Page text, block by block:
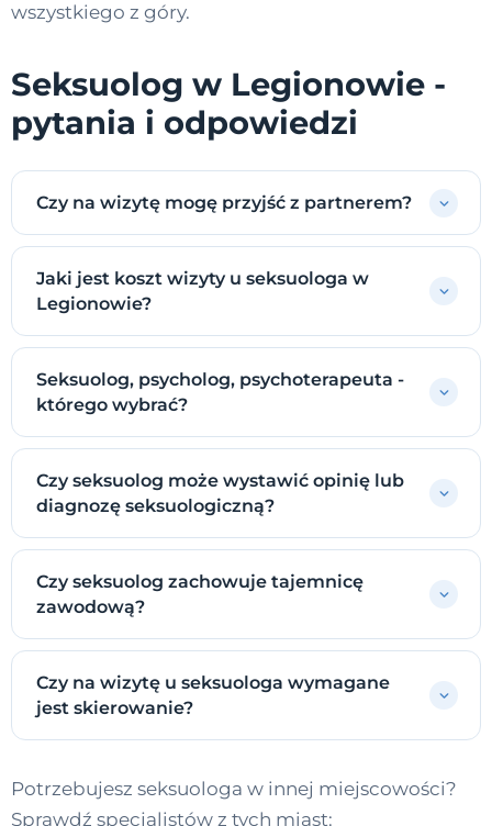
wszystkiego z góry.
Seksuolog w Legionowie -
pytania i odpowiedzi
Czy na wizytę mogę przyjść z partnerem?
Jaki jest koszt wizyty u seksuologa w
Legionowie?
Seksuolog, psycholog, psychoterapeuta -
którego wybrać?
Czy seksuolog może wystawić opinię lub
diagnozę seksuologiczną?
Czy seksuolog zachowuje tajemnicę
zawodową?
Czy na wizytę u seksuologa wymagane
jest skierowanie?
Potrzebujesz seksuologa w innej miejscowości?
Sprawdź specjalistów z tych miast: